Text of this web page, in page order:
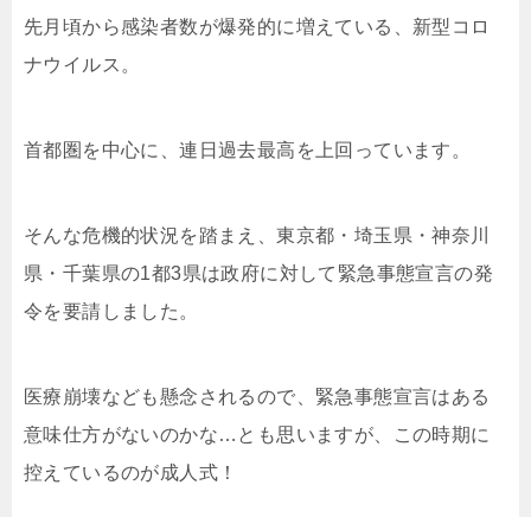
先月頃から感染者数が爆発的に増えている、新型コロ
ナウイルス。
首都圏を中心に、連日過去最高を上回っています。
そんな危機的状況を踏まえ、東京都・埼玉県・神奈川
県・千葉県の1都3県は政府に対して緊急事態宣言の発
令を要請しました。
医療崩壊なども懸念されるので、緊急事態宣言はある
意味仕方がないのかな…とも思いますが、この時期に
控えているのが成人式！